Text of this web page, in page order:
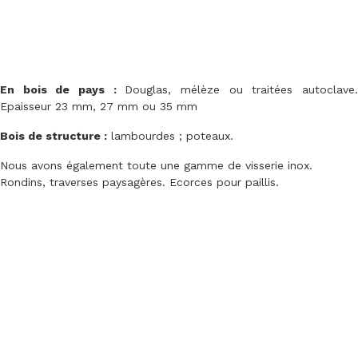
En bois de pays : Douglas, mélèze ou traitées autoclave.
Epaisseur 23 mm, 27 mm ou 35 mm
Bois de structure : lambourdes ; poteaux.
Nous avons également toute une gamme de visserie inox.
Rondins, traverses paysagères. Ecorces pour paillis.